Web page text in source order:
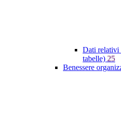
Dati relativi
tabelle) 25
Benessere